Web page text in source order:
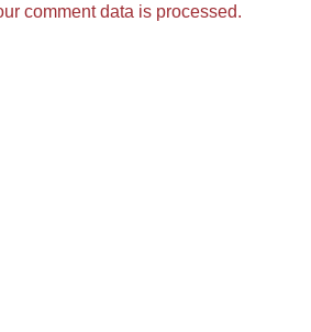
comment data is processed.